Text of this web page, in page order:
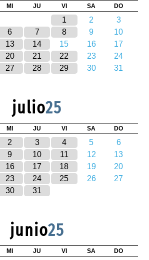
MI JU VI SA DO
1 2
3
6 7 8 9
10
13 14 15 16
17
20 21 22 23
24
27 28 29 30 31
julio25
MI JU VI SA DO
2 3 4 5
6
9 10 11 12
13
16 17 18 19
20
23 24 25 26
27
30 31
junio25
MI JU VI SA DO